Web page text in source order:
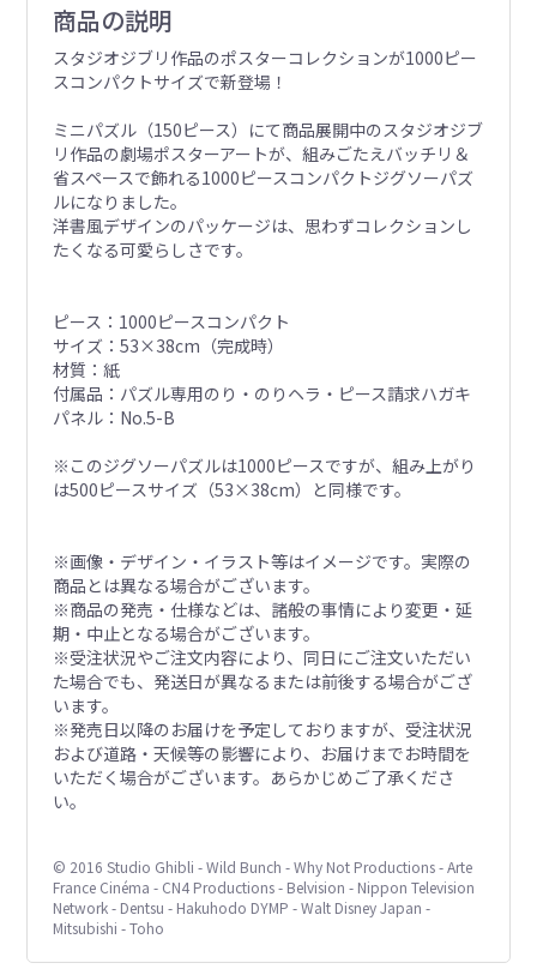
商品の説明
スタジオジブリ作品のポスターコレクションが1000ピー
スコンパクトサイズで新登場！
ミニパズル（150ピース）にて商品展開中のスタジオジブ
リ作品の劇場ポスターアートが、組みごたえバッチリ＆
省スペースで飾れる1000ピースコンパクトジグソーパズ
ルになりました。
洋書風デザインのパッケージは、思わずコレクションし
たくなる可愛らしさです。
ピース：1000ピースコンパクト
サイズ：53×38cm（完成時）
材質：紙
付属品：パズル専用のり・のりヘラ・ピース請求ハガキ
パネル：No.5-B
※このジグソーパズルは1000ピースですが、組み上がり
は500ピースサイズ（53×38cm）と同様です。
※画像・デザイン・イラスト等はイメージです。実際の
商品とは異なる場合がございます。
※商品の発売・仕様などは、諸般の事情により変更・延
期・中止となる場合がございます。
※受注状況やご注文内容により、同日にご注文いただい
た場合でも、発送日が異なるまたは前後する場合がござ
います。
※発売日以降のお届けを予定しておりますが、受注状況
および道路・天候等の影響により、お届けまでお時間を
いただく場合がございます。あらかじめご了承くださ
い。
© 2016 Studio Ghibli - Wild Bunch - Why Not Productions - Arte
France Cinéma - CN4 Productions - Belvision - Nippon Television
Network - Dentsu - Hakuhodo DYMP - Walt Disney Japan -
Mitsubishi - Toho